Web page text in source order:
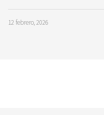
12 febrero, 2026